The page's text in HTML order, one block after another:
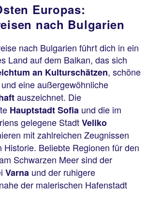
Europas:
nach Bulgarien
nach Bulgarien führt dich in ein
Land auf dem Balkan, das sich
an Kulturschätzen, schöne
und eine außergewöhnliche
auszeichnet. Die
Hauptstadt Sofia und die im
gelegene StadtVeliko
mit zahlreichen Zeugnissen
Historie. Beliebte Regionen für den
Schwarzen Meer sind der
Varna und der ruhigere
der malerischen Hafenstadt